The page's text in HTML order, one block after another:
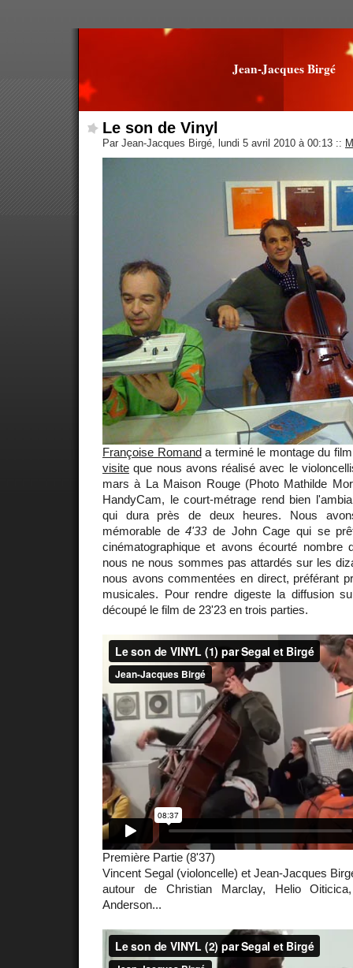
Jean-Jacques Birgé
Le son de Vinyl
Par Jean-Jacques Birgé, lundi 5 avril 2010 à 00:13 ::
Françoise Romanda terminé le montage du
visite que nous avons réalisé avec le
mars à La Maison Rouge (Photo Mathilde
HandyCam, le court-métrage rend bien
qui dura près de deux heures. Nous
mémorable de4'33de John Cage qui se
cinématographique et avons écourté nombre
nous ne nous sommes pas attardés sur les
nous avons commentées en direct, préférant
musicales. Pour rendre digeste la diffusion
découpé le film de 23'23 en trois parties.
Première Partie (8'37)
Vincent Segal (violoncelle) et Jean-Jacques
autour de Christian Marclay, Helio
Anderson...